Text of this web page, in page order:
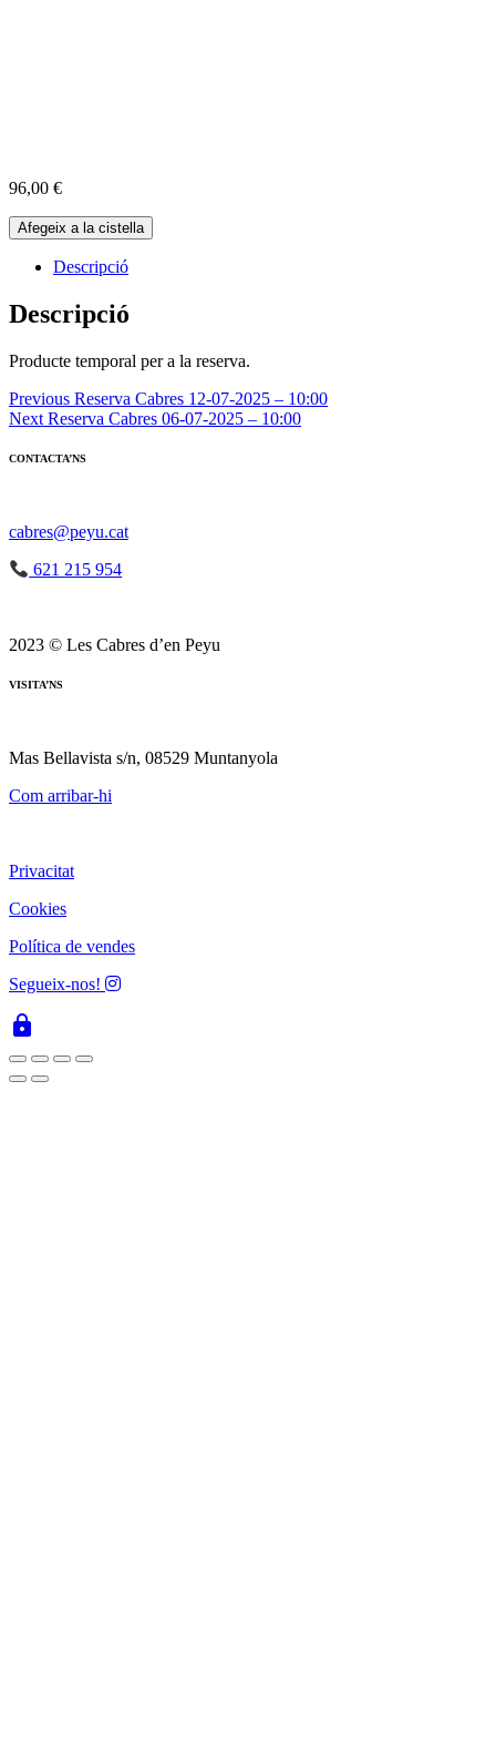
96,00 €
quantitat
de
Reserva
06-
07-
-
Afegeix a la cistella
Descripció
Descripció
Producte temporal per a la reserva.
Navegació
d'entrades
Previous Reserva Cabres 12-07-2025 – 10:00
Next Reserva Cabres 06-07-2025 – 10:00
CONTACTA’NS
cabres@peyu.cat
621 215 954
2023 © Les Cabres d’en Peyu
VISITA’NS
Mas Bellavista s/n, 08529 Muntanyola
Com arribar-hi
Privacitat
Cookies
Política de vendes
Segueix-nos!
lock